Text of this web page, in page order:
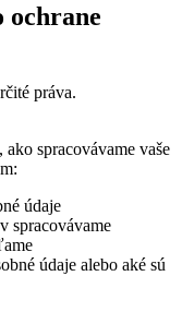
ochrane
práva.
spracovávame vaše
údaje
spracovávame
údaje alebo aké sú